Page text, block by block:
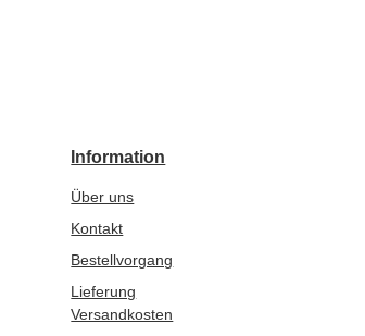
Information
Über uns
Kontakt
Bestellvorgang
Lieferung
Versandkosten